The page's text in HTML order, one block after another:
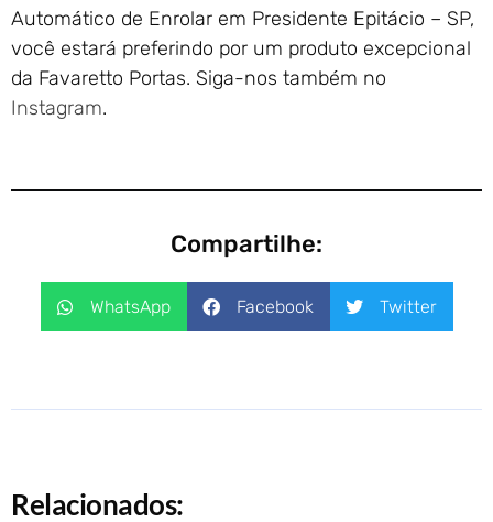
Automático de Enrolar em Presidente Epitácio – SP,
você estará preferindo por um produto excepcional
da Favaretto Portas. Siga-nos também no
Instagram.
Compartilhe:
WhatsApp Facebook Twitter
Relacionados: